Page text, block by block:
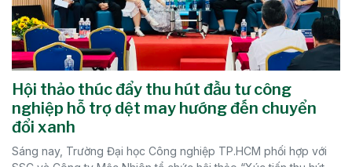
Hội thảo thúc đẩy thu hút đầu tư công
nghiệp hỗ trợ dệt may hướng đến chuyển
đổi xanh
Sáng nay, Trường Đại học Công nghiệp TP.HCM phối hợp với